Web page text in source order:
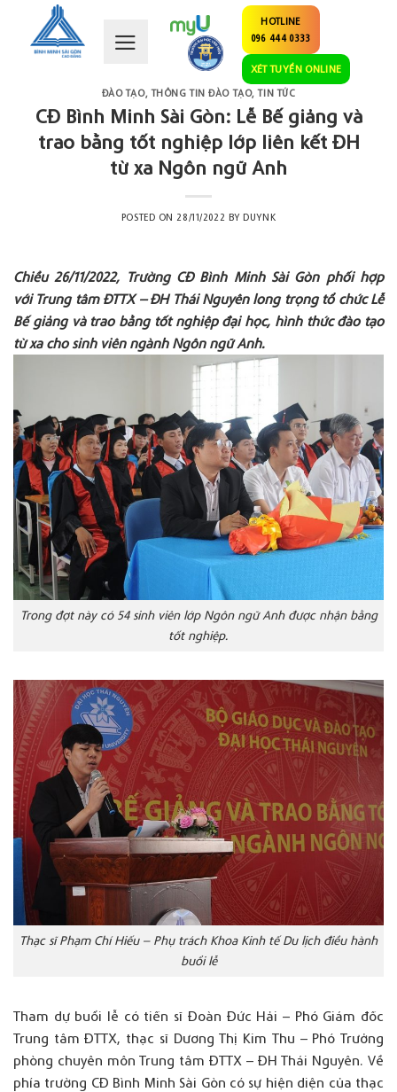
content
HOTLINE
096 444 0333
XÉT TUYỂN ONLINE
ĐÀO TẠO,THÔNG TIN ĐÀO TẠO,TIN TỨC
CĐ Bình Minh Sài Gòn: Lễ Bế giảng và
trao bằng tốt nghiệp lớp liên kết ĐH
từ xa Ngôn ngữ Anh
POSTED ON 28/11/2022 BYDUYNK
Chiều 26/11/2022, Trường CĐ Bình Minh Sài Gòn phối hợp
với Trung tâm ĐTTX –ĐH Thái Nguyên long trọngtổ chức Lễ
Bế giảng và trao bằng tốt nghiệp đại học, hình thức đào tạo
từ xa cho sinh viên ngành Ngôn ngữ Anh.
Trong đợt này có 54 sinh viên lớp Ngôn ngữ Anh được nhận bằng
tốt nghiệp.
Thạc sĩ Phạm Chí Hiếu – Phụ trách Khoa Kinh tế Du lịch điều hành
buổi lễ
Tham dự buổi lễ có tiến sĩ Đoàn Đức Hải – Phó Giám đốc
Trung tâm ĐTTX, thạc sĩ Dương Thị Kim Thu – Phó Trưởng
phòng chuyên môn Trung tâm ĐTTX – ĐH Thái Nguyên. Về
phía trường CĐ Bình Minh Sài Gòn có sự hiện diện của thạc